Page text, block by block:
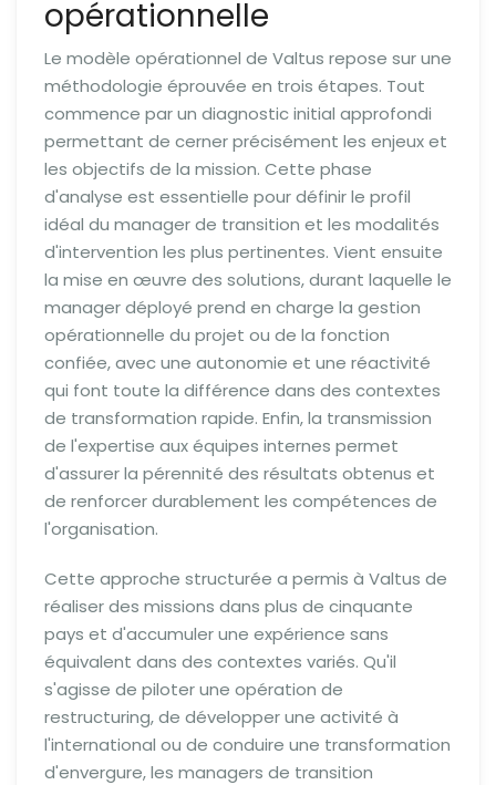
opérationnelle
Le modèle opérationnel de Valtus repose sur une
méthodologie éprouvée en trois étapes. Tout
commence par un diagnostic initial approfondi
permettant de cerner précisément les enjeux et
les objectifs de la mission. Cette phase
d'analyse est essentielle pour définir le profil
idéal du manager de transition et les modalités
d'intervention les plus pertinentes. Vient ensuite
la mise en œuvre des solutions, durant laquelle le
manager déployé prend en charge la gestion
opérationnelle du projet ou de la fonction
confiée, avec une autonomie et une réactivité
qui font toute la différence dans des contextes
de transformation rapide. Enfin, la transmission
de l'expertise aux équipes internes permet
d'assurer la pérennité des résultats obtenus et
de renforcer durablement les compétences de
l'organisation.
Cette approche structurée a permis à Valtus de
réaliser des missions dans plus de cinquante
pays et d'accumuler une expérience sans
équivalent dans des contextes variés. Qu'il
s'agisse de piloter une opération de
restructuring, de développer une activité à
l'international ou de conduire une transformation
d'envergure, les managers de transition